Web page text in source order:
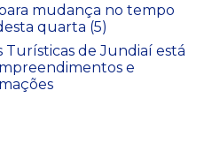
mudança no tempo
quarta (5)
Turísticas de Jundiaí está
e